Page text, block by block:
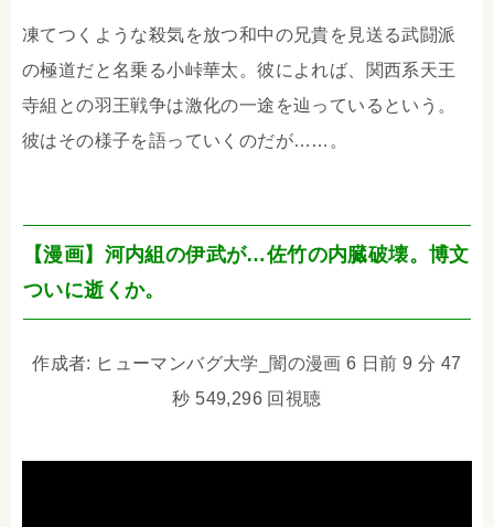
凍てつくような殺気を放つ和中の兄貴を見送る武闘派
の極道だと名乗る小峠華太。彼によれば、関西系天王
寺組との羽王戦争は激化の一途を辿っているという。
彼はその様子を語っていくのだが……。
【漫画】河内組の伊武が…佐竹の内臓破壊。博文
ついに逝くか。
作成者: ヒューマンバグ大学_闇の漫画 6 日前 9 分 47
秒 549,296 回視聴